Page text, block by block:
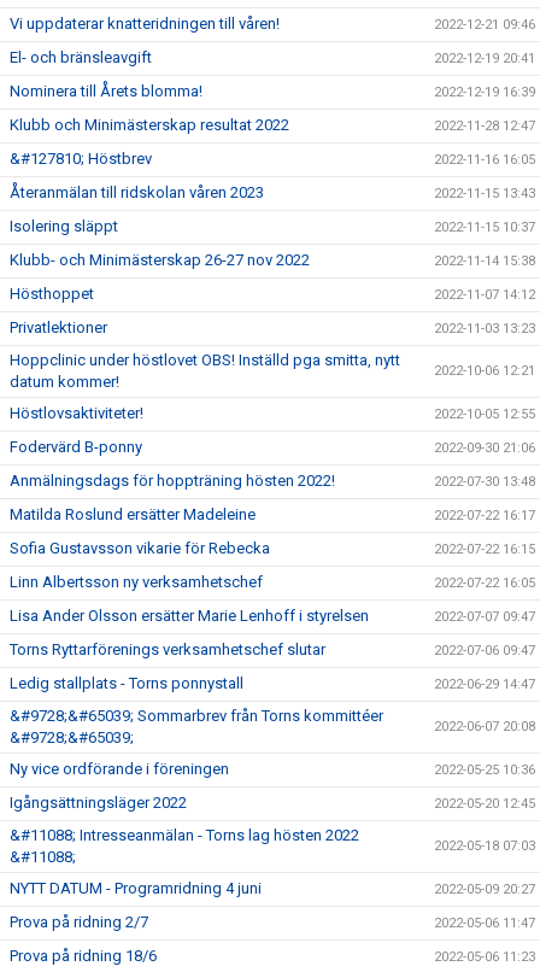
Vi uppdaterar knatteridningen till våren! 2022-12-21 09:46
El- och bränsleavgift 2022-12-19 20:41
Nominera till Årets blomma! 2022-12-19 16:39
Klubb och Minimästerskap resultat 2022 2022-11-28 12:47
&#127810; Höstbrev 2022-11-16 16:05
Återanmälan till ridskolan våren 2023 2022-11-15 13:43
Isolering släppt 2022-11-15 10:37
Klubb- och Minimästerskap 26-27 nov 2022 2022-11-14 15:38
Hösthoppet 2022-11-07 14:12
Privatlektioner 2022-11-03 13:23
Hoppclinic under höstlovet OBS! Inställd pga smitta, nytt
datum kommer!
2022-10-06 12:21
Höstlovsaktiviteter! 2022-10-05 12:55
Fodervärd B-ponny 2022-09-30 21:06
Anmälningsdags för hoppträning hösten 2022! 2022-07-30 13:48
Matilda Roslund ersätter Madeleine 2022-07-22 16:17
Sofia Gustavsson vikarie för Rebecka 2022-07-22 16:15
Linn Albertsson ny verksamhetschef 2022-07-22 16:05
Lisa Ander Olsson ersätter Marie Lenhoff i styrelsen 2022-07-07 09:47
Torns Ryttarförenings verksamhetschef slutar 2022-07-06 09:47
Ledig stallplats - Torns ponnystall 2022-06-29 14:47
&#9728;&#65039; Sommarbrev från Torns kommittéer
&#9728;&#65039;
2022-06-07 20:08
Ny vice ordförande i föreningen 2022-05-25 10:36
Igångsättningsläger 2022 2022-05-20 12:45
&#11088; Intresseanmälan - Torns lag hösten 2022
&#11088;
2022-05-18 07:03
NYTT DATUM - Programridning 4 juni 2022-05-09 20:27
Prova på ridning 2/7 2022-05-06 11:47
Prova på ridning 18/6 2022-05-06 11:23